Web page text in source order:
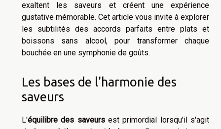
exaltent les saveurs et créent une expérience
gustative mémorable. Cet article vous invite à explorer
les subtilités des accords parfaits entre plats et
boissons sans alcool, pour transformer chaque
bouchée en une symphonie de goûts.
Les bases de l'harmonie des
saveurs
L'équilibre des saveursest primordial lorsqu'il s'agit